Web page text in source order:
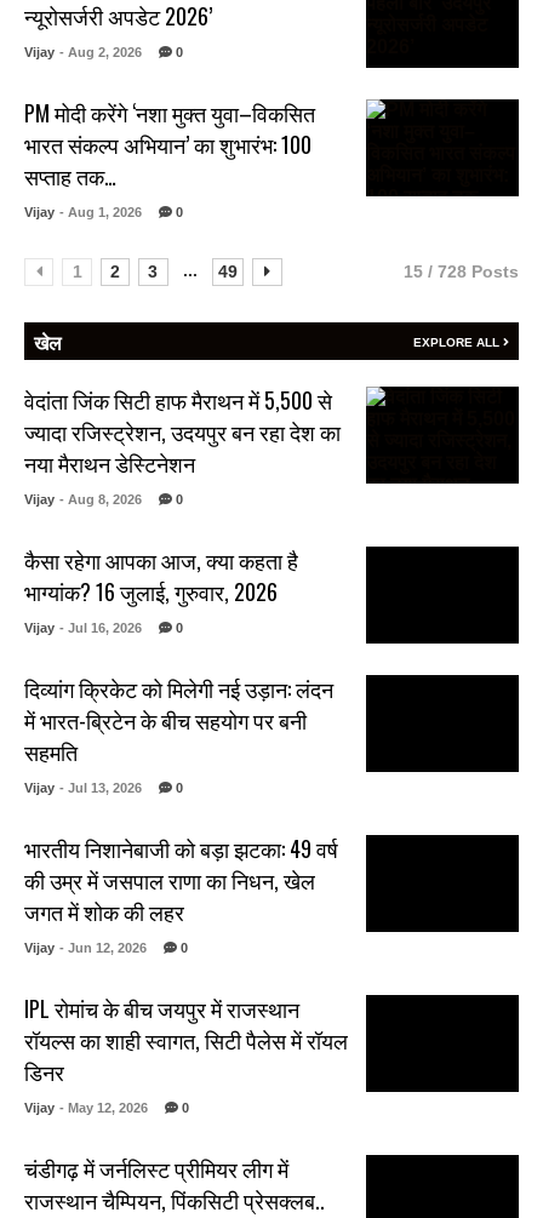
न्यूरोसर्जरी अपडेट 2026’
Vijay - Aug 2, 2026 0
PM मोदी करेंगे ‘नशा मुक्त युवा–विकसित
भारत संकल्प अभियान’ का शुभारंभ: 100
सप्ताह तक…
Vijay - Aug 1, 2026 0
1 2 3 ... 49 15 / 728 Posts
खेल EXPLORE ALL
वेदांता जिंक सिटी हाफ मैराथन में 5,500 से
ज्यादा रजिस्ट्रेशन, उदयपुर बन रहा देश का
नया मैराथन डेस्टिनेशन
Vijay - Aug 8, 2026 0
कैसा रहेगा आपका आज, क्या कहता है
भाग्यांक? 16 जुलाई, गुरुवार, 2026
Vijay - Jul 16, 2026 0
दिव्यांग क्रिकेट को मिलेगी नई उड़ान: लंदन
में भारत-ब्रिटेन के बीच सहयोग पर बनी
सहमति
Vijay - Jul 13, 2026 0
भारतीय निशानेबाजी को बड़ा झटका: 49 वर्ष
की उम्र में जसपाल राणा का निधन, खेल
जगत में शोक की लहर
Vijay - Jun 12, 2026 0
IPL रोमांच के बीच जयपुर में राजस्थान
रॉयल्स का शाही स्वागत, सिटी पैलेस में रॉयल
डिनर
Vijay - May 12, 2026 0
चंडीगढ़ में जर्नलिस्ट प्रीमियर लीग में
राजस्थान चैम्पियन, पिंकसिटी प्रेसक्लब..